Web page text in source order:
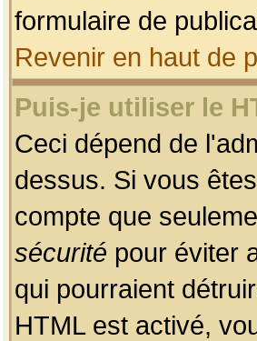
formulaire de
Revenir en haut de
Puis-je utiliser le
Ceci dépend de
dessus. Si vous
compte que
sécurité pour éviter
qui pourraient
HTML est activé,